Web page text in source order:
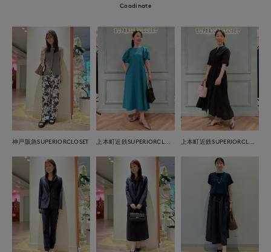
Coodinate
神戸阪急SUPERIORCLOSET